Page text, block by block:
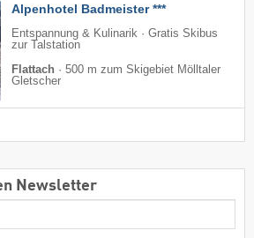
Alpenhotel Badmeister ***
Entspannung & Kulinarik · Gratis Skibus
zur Talstation
Flattach · 500 m zum Skigebiet Mölltaler
Gletscher
Newsletter